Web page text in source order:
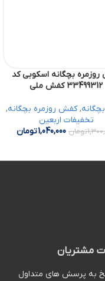
بچگانه اسکوبی کد
33499312 کفش ملی
,کفش روزمره بچگانه,
تخفیفات اربعین
تومان 1,040,000تومان
مشتریان
به پرسش های متداول